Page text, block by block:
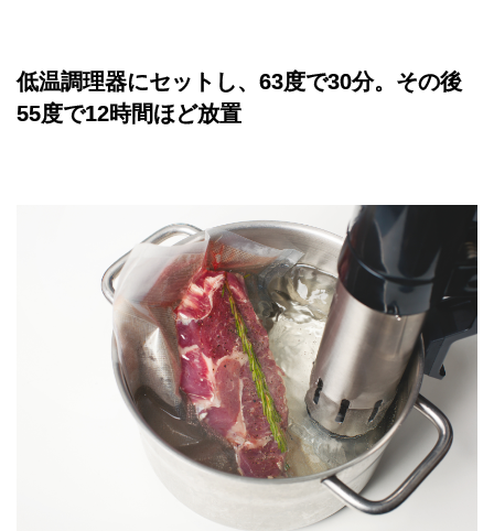
低温調理器にセットし、63度で30分。その後
55度で12時間ほど放置